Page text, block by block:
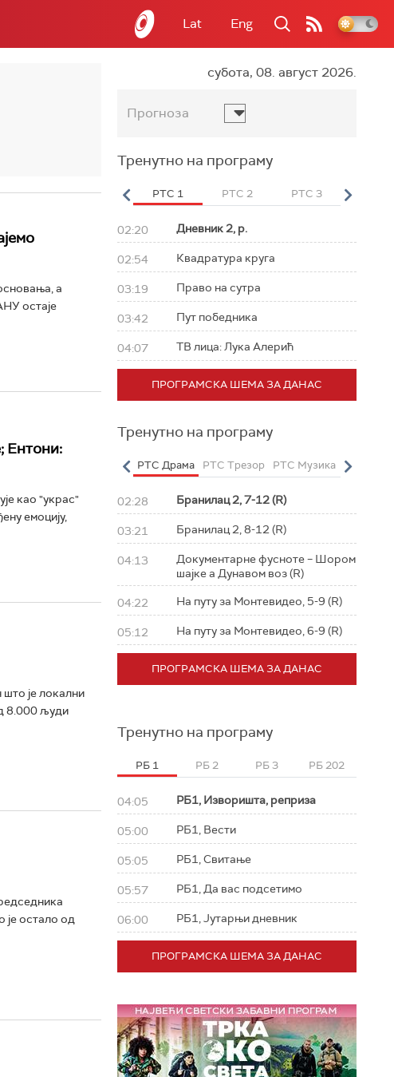
Lat Eng
а
остаје
Ентони:
као "украс"
емоцију,
што је локални
8.000 људи
је остало од
субота, 08. август 2026.
Прогноза
Тренутно на програму
РТС Свет РТС HD РТС 1 РТС 2 РТС 3 РТС
02:20 Дневник 2, р.
02:54 Квадратура круга
03:19 Право на сутра
03:42 Пут победника
04:07 ТВ лица: Лука Алерић
ПРОГРАМСКА ШЕМА ЗА ДАНАС
Тренутно на програму
РТС Полетарац РТС Драма РТС Трезор РТС Музика РТС
02:28 Бранилац 2, 7-12 (R)
03:21 Бранилац 2, 8-12 (R)
04:13
Документарне фусноте – Шором
шајке а Дунавом воз (R)
04:22 На путу за Монтевидео, 5-9 (R)
05:12 На путу за Монтевидео, 6-9 (R)
ПРОГРАМСКА ШЕМА ЗА ДАНАС
Тренутно на програму
РБ 1 РБ 2 РБ 3 РБ 202
04:05 РБ1, Изворишта, реприза
05:00 РБ1, Вести
05:05 РБ1, Свитање
05:57 РБ1, Да вас подсетимо
06:00 РБ1, Јутарњи дневник
ПРОГРАМСКА ШЕМА ЗА ДАНАС